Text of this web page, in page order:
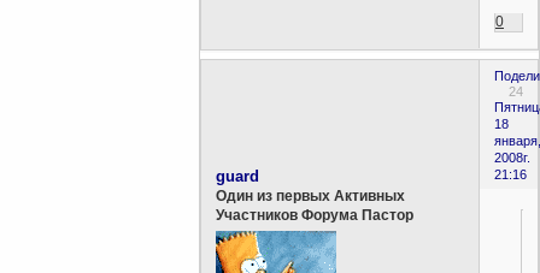
0
24
18
января,
2008г.
21:16
guard
Один из первых Активных
Участников Форума Пастор